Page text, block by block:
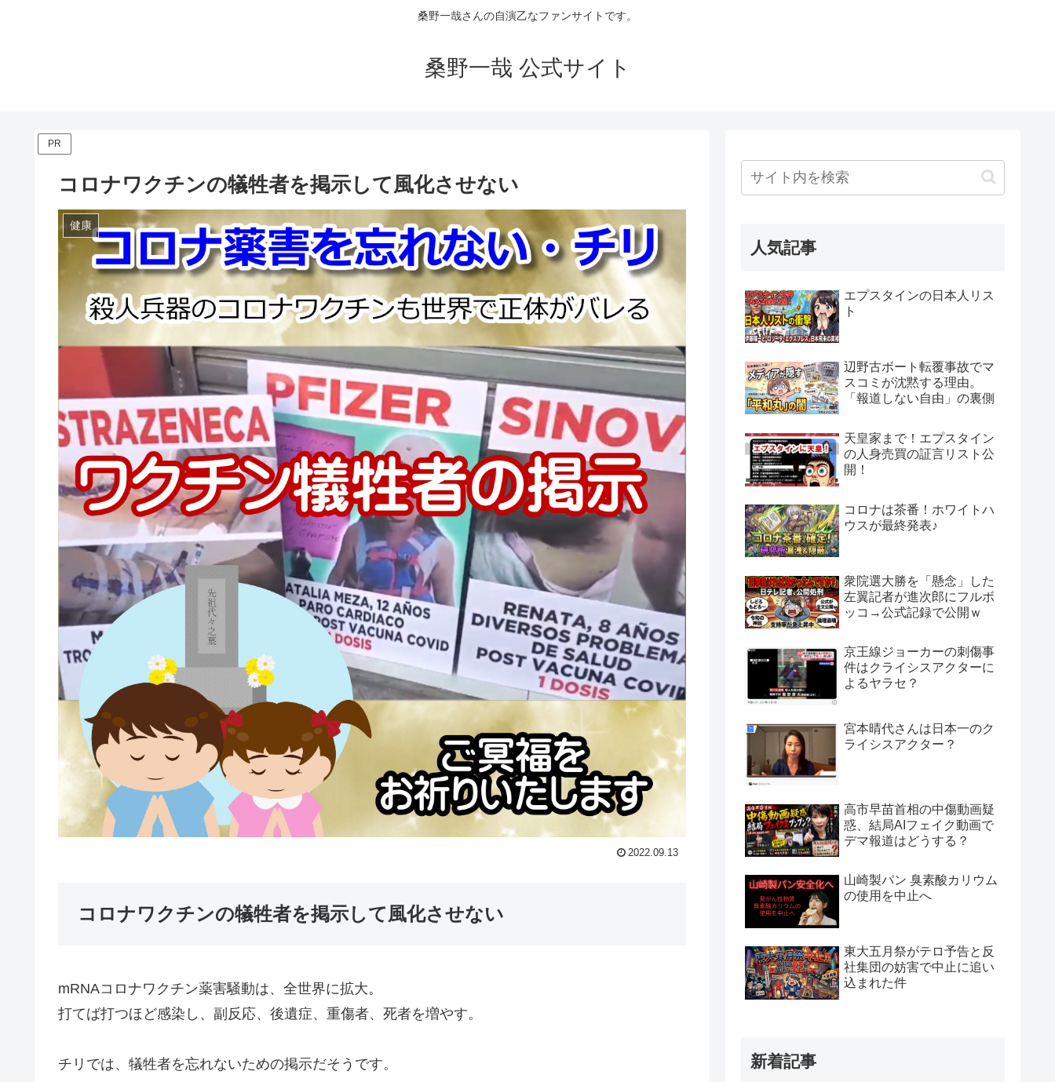
桑野一哉さんの自演乙なファンサイトです。
桑野一哉 公式サイト
PR
コロナワクチンの犠牲者を掲示して風化させない
健康
2022.09.13
コロナワクチンの犠牲者を掲示して風化させない
mRNAコロナワクチン薬害騒動は、全世界に拡大。
打てば打つほど感染し、副反応、後遺症、重傷者、死者を増やす。
チリでは、犠牲者を忘れないための掲示だそうです。
人気記事
エプスタインの日本人リス
ト
辺野古ボート転覆事故でマ
スコミが沈黙する理由。
「報道しない自由」の裏側
天皇家まで！エプスタイン
の人身売買の証言リスト公
開！
コロナは茶番！ホワイトハ
ウスが最終発表♪
衆院選大勝を「懸念」した
左翼記者が進次郎にフルボ
ッコ→公式記録で公開ｗ
京王線ジョーカーの刺傷事
件はクライシスアクターに
よるヤラセ？
宮本晴代さんは日本一のク
ライシスアクター？
高市早苗首相の中傷動画疑
惑、結局AIフェイク動画で
デマ報道はどうする？
山崎製パン 臭素酸カリウム
の使用を中止へ
東大五月祭がテロ予告と反
社集団の妨害で中止に追い
込まれた件
新着記事